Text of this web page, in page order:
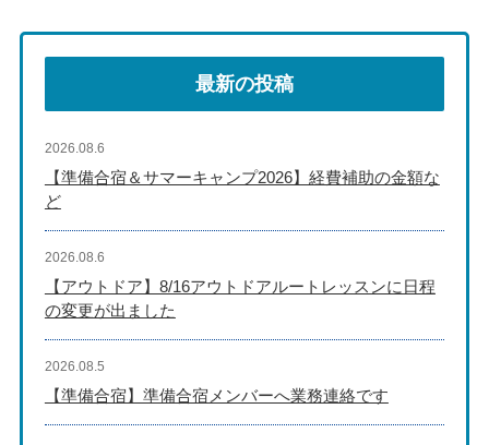
最新の投稿
【準備合宿＆サマーキャンプ2026】経費補助の金額な
ど
2026.08.6
【アウトドア】8/16アウトドアルートレッスンに日程
の変更が出ました
2026.08.6
【準備合宿】準備合宿メンバーへ業務連絡です
2026.08.5